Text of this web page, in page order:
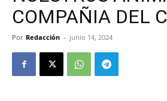
COMPAÑIA DEL
Por Redacción - junio 14, 2024